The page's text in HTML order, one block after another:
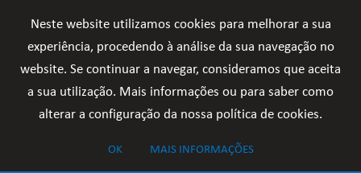
Neste website utilizamos cookies para melhorar a sua
experiência, procedendo à análise da sua navegação no
website. Se continuar a navegar, consideramos que aceita
a sua utilização. Mais informações ou para saber como
alterar a configuração da nossa política de cookies.
OK MAIS INFORMAÇÕES